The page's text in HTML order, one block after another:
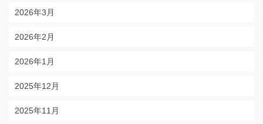
2026年3月
2026年2月
2026年1月
2025年12月
2025年11月